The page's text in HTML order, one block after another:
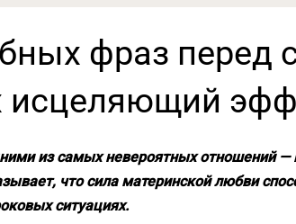
фраз перед
из самых невероятных отношений
что сила материнской любви
ситуациях.